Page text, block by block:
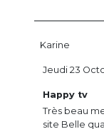
Karine
Happy tv
Très beau
site Belle
Jeudi 23